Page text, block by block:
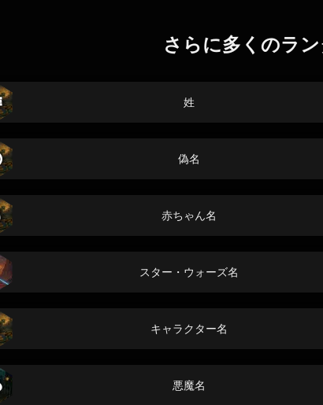
さらに多くのラ
姓
偽名
赤ちゃん名
スター・ウォーズ名
キャラクター名
悪魔名